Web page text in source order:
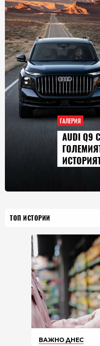
ГАЛЕРИЯ
AUDI Q9
ТОП ИСТОРИИ
ВАЖНО ДНЕС